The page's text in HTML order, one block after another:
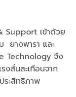
Support เข้าด้วย
ยางพารา และ
Technology จึง
งสั่นสะเทือนจาก
ระสิทธิภาพ